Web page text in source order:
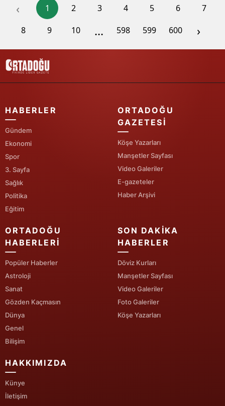
‹ 1 2 3 4 5 6
7
8
9 10 ... 598 599 600 ›
HABERLER
Gündem
Ekonomi
Spor
3. Sayfa
Sağlık
Politika
Eğitim
ORTADOĞU
GAZETESI
Köşe Yazarları
Manşetler Sayfası
Video Galeriler
E-gazeteler
Haber Arşivi
ORTADOĞU
HABERLERI
Popüler Haberler
Astroloji
Sanat
Gözden Kaçmasın
Dünya
Genel
Bilişim
SON DAKIKA
HABERLER
Döviz Kurları
Manşetler Sayfası
Video Galeriler
Foto Galeriler
Köşe Yazarları
HAKKIMIZDA
Künye
İletişim